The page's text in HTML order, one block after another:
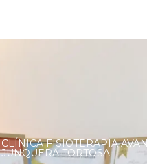
CLÍNICA FISIOTERAPIA
JUNQUERA TORTOSA